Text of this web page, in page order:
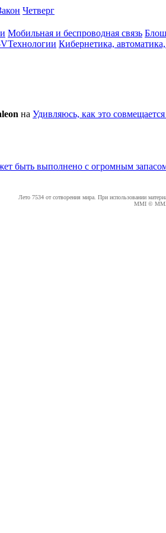
Четверг
Мобильная и беспроводная связь
Технологии Кибернетика,
на Удивляюсь, как это
быть выполнено с огромным
Лето 7534 от сотворения мира. При использовании
MMI ©